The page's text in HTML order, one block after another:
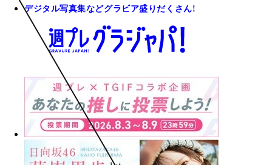
デジタル写真集などグラビア盛りだくさん!